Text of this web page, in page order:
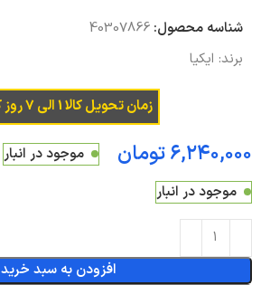
شناسه محصول:40307866
برند: ایکیا
زمان تحویل کالا 1 الی 7 روز کاری می باشد
تومان
موجود در انبار
موجود در انبار
افزودن به سبد خرید